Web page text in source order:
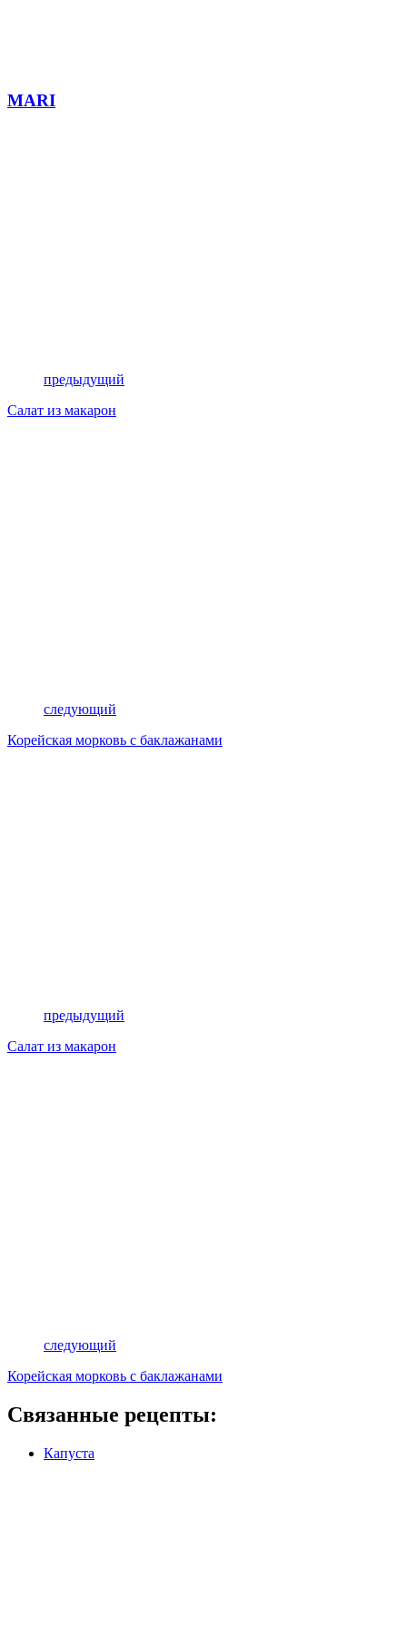
MARI
предыдущий
Салат из макарон
следующий
Корейская морковь с баклажанами
предыдущий
Салат из макарон
следующий
Корейская морковь с баклажанами
Связанные рецепты:
Капуста